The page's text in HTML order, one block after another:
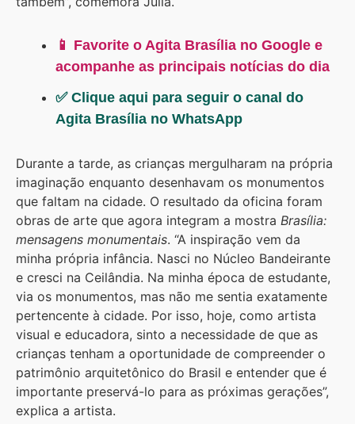
📱 Favorite o Agita Brasília no Google e
acompanhe as principais notícias do dia
✅ Clique aqui para seguir o canal do
Agita Brasília no WhatsApp
Durante a tarde, as crianças mergulharam na própria
imaginação enquanto desenhavam os monumentos
que faltam na cidade. O resultado da oficina foram
obras de arte que agora integram a mostra Brasília:
mensagens monumentais. “A inspiração vem da
minha própria infância. Nasci no Núcleo Bandeirante
e cresci na Ceilândia. Na minha época de estudante,
via os monumentos, mas não me sentia exatamente
pertencente à cidade. Por isso, hoje, como artista
visual e educadora, sinto a necessidade de que as
crianças tenham a oportunidade de compreender o
patrimônio arquitetônico do Brasil e entender que é
importante preservá-lo para as próximas gerações”,
explica a artista.